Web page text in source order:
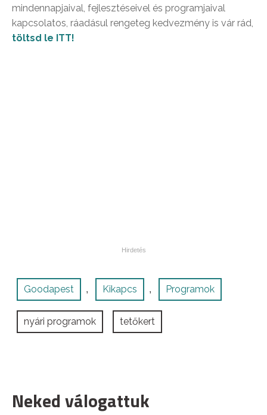
mindennapjaival, fejlesztéseivel és programjaival
kapcsolatos, ráadásul rengeteg kedvezmény is vár rád,
töltsd le ITT!
Goodapest , Kikapcs , Programok
nyári programok tetőkert
Neked válogattuk